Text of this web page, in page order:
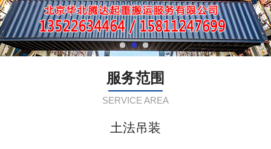
服务范围
SERVICE AREA
土法吊装